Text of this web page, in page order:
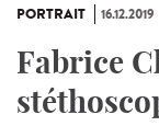
PORTRAIT 16.12.2019
Fabrice